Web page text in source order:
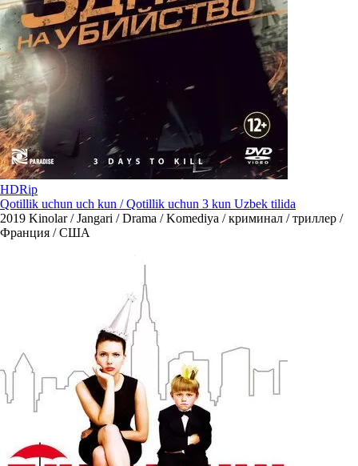
HDRip
Qotillik uchun uch kun / Qotillik uchun 3 kun Uzbek tilida
2019 Kinolar / Jangari / Drama / Komediya / криминал / триллер /
Франция / США